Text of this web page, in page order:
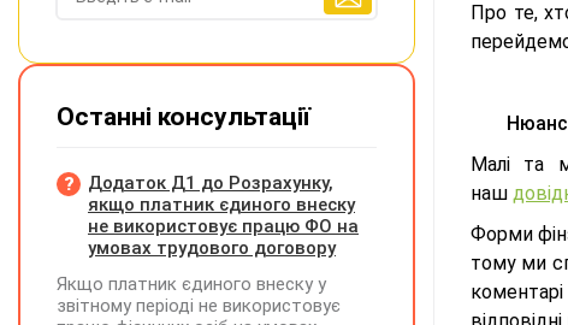
Про те,
Малі та
наш
Форми
тому ми
Останні консультації
Додаток Д1 до Розрахунку,
якщо платник єдиного внеску
не використовує працю ФО на
умовах трудового договору
Якщо платник єдиного внеску у
звітному періоді не використовує